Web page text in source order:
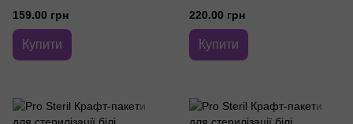
159.00 грн
Купити
220.00 грн
Купити